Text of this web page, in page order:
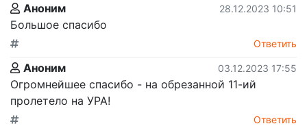
Аноним 28.12.2023 10:51
Большое спасибо
Ответить
Аноним 03.12.2023 17:55
Огромнейшее спасибо - на обрезанной 11-ий
пролетело на УРА!
Ответить